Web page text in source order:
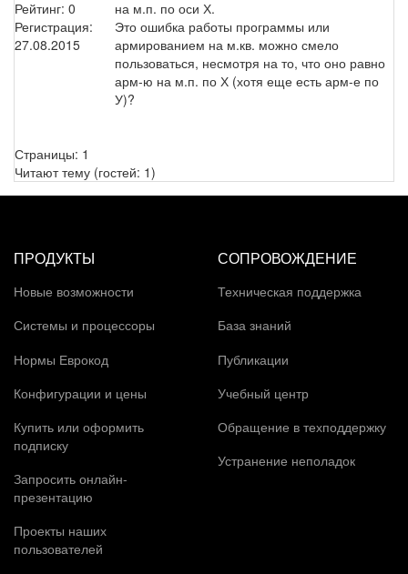
Рейтинг: 0
Регистрация:
27.08.2015
на м.п. по оси Х.
Это ошибка работы программы или
армированием на м.кв. можно смело
пользоваться, несмотря на то, что оно равно
арм-ю на м.п. по Х (хотя еще есть арм-е по
У)?
Страницы: 1
Читают тему (гостей: 1)
ПРОДУКТЫ
Новые возможности
Системы и процессоры
Нормы Еврокод
Конфигурации и цены
Купить или оформить
подписку
Запросить онлайн-
презентацию
Проекты наших
пользователей
СОПРОВОЖДЕНИЕ
Техническая поддержка
База знаний
Публикации
Учебный центр
Обращение в техподдержку
Устранение неполадок